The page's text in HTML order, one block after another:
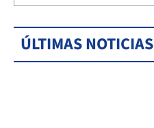
ÚLTIMAS NOTICIAS